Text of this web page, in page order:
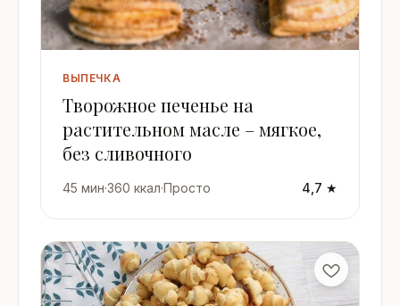
ВЫПЕЧКА
Творожное печенье на
растительном масле – мягкое,
без сливочного
45 мин·360 ккал·Просто 4,7 ★